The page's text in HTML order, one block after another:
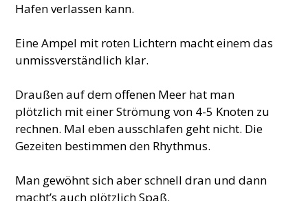
Hafen verlassen kann.
Eine Ampel mit roten Lichtern macht einem das
unmissverständlich klar.
Draußen auf dem offenen Meer hat man
plötzlich mit einer Strömung von 4-5 Knoten zu
rechnen. Mal eben ausschlafen geht nicht. Die
Gezeiten bestimmen den Rhythmus.
Man gewöhnt sich aber schnell dran und dann
macht’s auch plötzlich Spaß.